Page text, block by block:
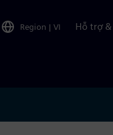
Region | VI Hỗ trợ